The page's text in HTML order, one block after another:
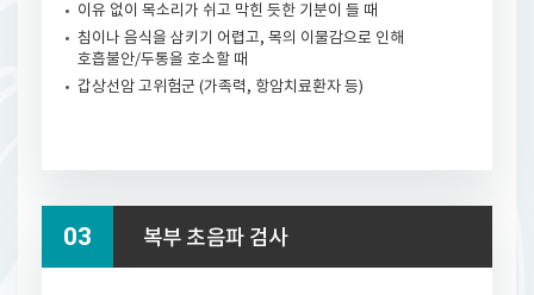
이유 없이 목소리가 쉬고 막힌 듯한 기분이 들 때
침이나 음식을 삼키기 어렵고, 목의 이물감으로 인해
호흡불안/두통을 호소할 때
갑상선암 고위험군 (가족력, 항암치료환자 등)
복부 초음파 검사